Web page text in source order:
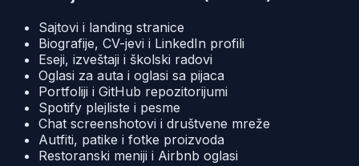
Sajtovi i landing stranice
Biografije, CV-jevi i LinkedIn profili
Eseji, izveštaji i školski radovi
Oglasi za auta i oglasi sa pijaca
Portfoliji i GitHub repozitorijumi
Spotify plejliste i pesme
Chat screenshotovi i društvene mreže
Autfiti, patike i fotke proizvoda
Restoranski meniji i Airbnb oglasi